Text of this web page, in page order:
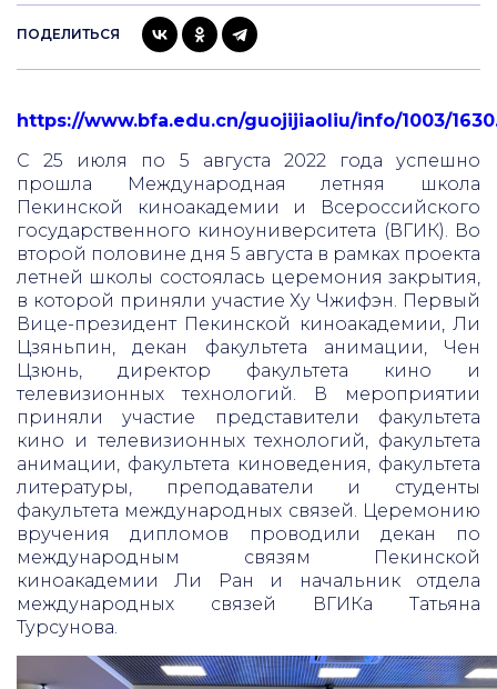
ПОДЕЛИТЬСЯ
https://www.bfa.edu.cn/guojijiaoliu/info/1003/
С 25 июля по 5 августа 2022 года успешно
прошла Международная летняя школа
Пекинской киноакадемии и Всероссийского
государственного киноуниверситета (ВГИК). Во
второй половине дня 5 августа в рамках проекта
летней школы состоялась церемония закрытия,
в которой приняли участие Ху Чжифэн. Первый
Вице-президент Пекинской киноакадемии, Ли
Цзяньпин, декан факультета анимации, Чен
Цзюнь, директор факультета кино и
телевизионных технологий. В мероприятии
приняли участие представители факультета
кино и телевизионных технологий, факультета
анимации, факультета киноведения, факультета
литературы, преподаватели и студенты
факультета международных связей. Церемонию
вручения дипломов проводили декан по
международным связям Пекинской
киноакадемии Ли Ран и начальник отдела
международных связей ВГИКа Татьяна
Турсунова.